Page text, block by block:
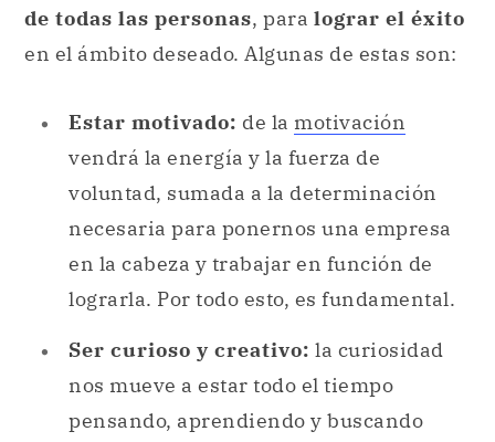
de todas las personas, para lograr el éxito
en el ámbito deseado. Algunas de estas son:
Estar motivado: de la motivación
vendrá la energía y la fuerza de
voluntad, sumada a la determinación
necesaria para ponernos una empresa
en la cabeza y trabajar en función de
lograrla. Por todo esto, es fundamental.
Ser curioso y creativo: la curiosidad
nos mueve a estar todo el tiempo
pensando, aprendiendo y buscando